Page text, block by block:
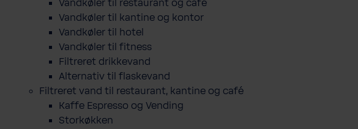
Vandkøler til restaurant og café
Vandkøler til kantine og kontor
Vandkøler til hotel
Vandkøler til fitness
Filtreret drikkevand
Alternativ til flaskevand
Filtreret vand til restaurant, kantine og café
Kaffe Espresso og Vending
Storkøkken